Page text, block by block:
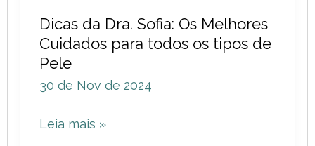
Dicas da Dra. Sofia: Os Melhores
Cuidados para todos os tipos de
Pele
30 de Nov de 2024
Melhores
Cuidados
para
todos
tipos
Leia mais »